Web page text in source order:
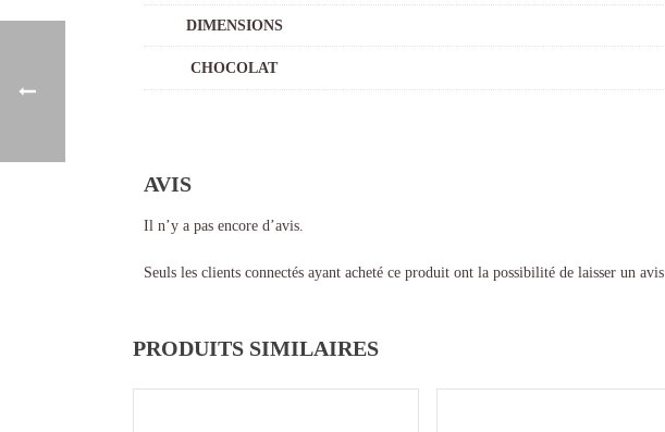
DIMENSIONS
CHOCOLAT
AVIS
Il n’y a pas encore d’avis.
Seuls les clients connectés ayant acheté ce produit ont la possibilité de laisser un avis.
PRODUITS SIMILAIRES